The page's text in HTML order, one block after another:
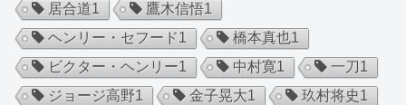
居合道1 鷹木信悟1
ヘンリー・セフード1 橋本真也1
ビクター・ヘンリー1 中村寛1 一刀1
ジョージ高野1 金子晃大1 玖村将史1